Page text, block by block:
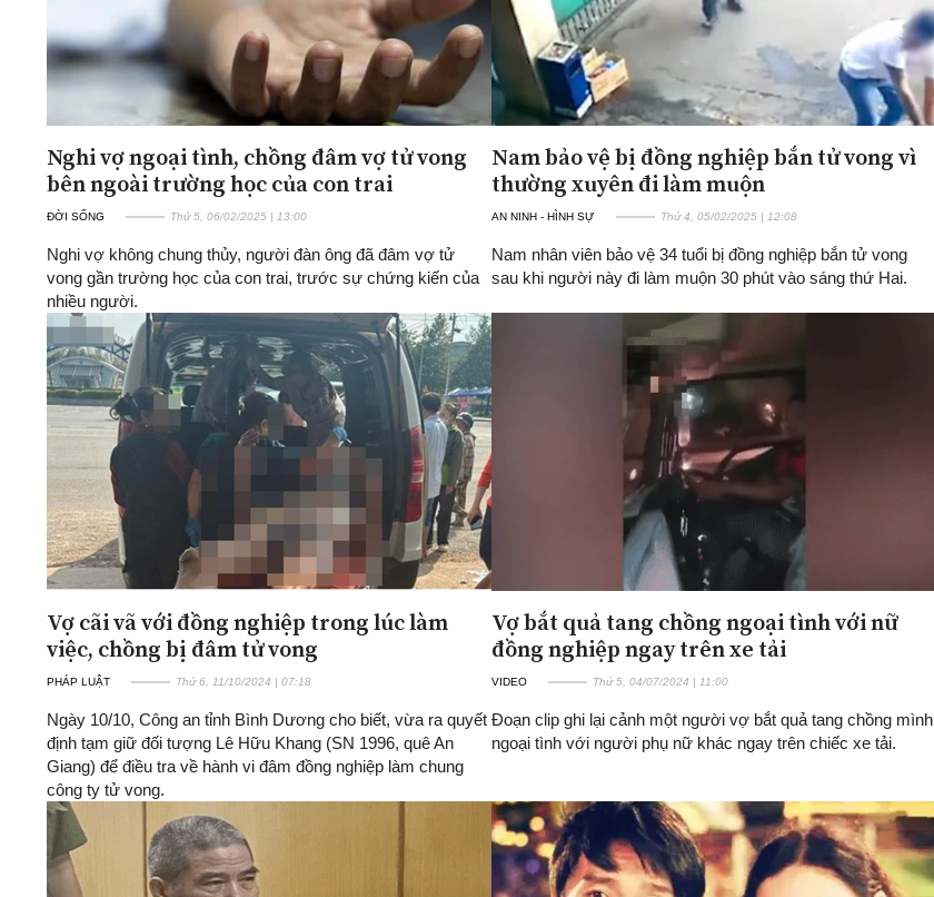
Nghi vợ ngoại tình, chồng đâm vợ tử vong
bên ngoài trường học của con trai
ĐỜI SỐNG Thứ 5, 06/02/2025 | 13:00
Nghi vợ không chung thủy, người đàn ông đã đâm vợ tử
vong gần trường học của con trai, trước sự chứng kiến của
nhiều người.
Nam bảo vệ bị đồng nghiệp bắn tử vong vì
thường xuyên đi làm muộn
AN NINH - HÌNH SỰ Thứ 4, 05/02/2025 | 12:08
Nam nhân viên bảo vệ 34 tuổi bị đồng nghiệp bắn tử vong
sau khi người này đi làm muộn 30 phút vào sáng thứ Hai.
Vợ cãi vã với đồng nghiệp trong lúc làm
việc, chồng bị đâm tử vong
PHÁP LUẬT Thứ 6, 11/10/2024 | 07:18
Ngày 10/10, Công an tỉnh Bình Dương cho biết, vừa ra quyết
định tạm giữ đối tượng Lê Hữu Khang (SN 1996, quê An
Giang) để điều tra về hành vi đâm đồng nghiệp làm chung
công ty tử vong.
Vợ bắt quả tang chồng ngoại tình với nữ
đồng nghiệp ngay trên xe tải
VIDEO Thứ 5, 04/07/2024 | 11:00
Đoạn clip ghi lại cảnh một người vợ bắt quả tang chồng mình
ngoại tình với người phụ nữ khác ngay trên chiếc xe tải.